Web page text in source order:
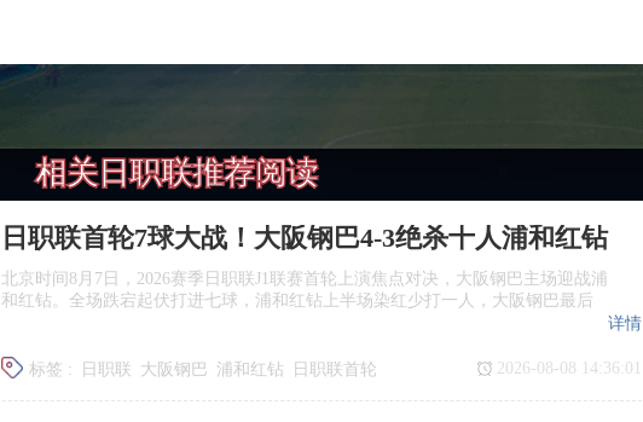
相关日职联推荐阅读
日职联首轮7球大战！大阪钢巴4‑3绝杀十人浦和红钻
北京时间8月7日，2026赛季日职联J1联赛首轮上演焦点对决，大阪钢巴主场迎战浦
和红钻。全场跌宕起伏打进七球，浦和红钻上半场染红少打一人，大阪钢巴最后
标签 : 日职联 大阪钢巴 浦和红钻 日职联首轮
详情
2026-08-08 14:36:01